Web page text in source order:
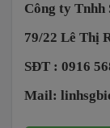
Công ty
79/22 Lê Thị
SĐT : 0916
Mail: